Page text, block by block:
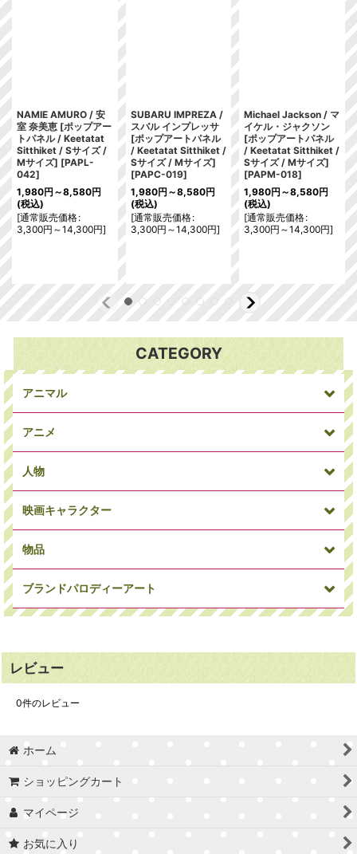
NAMIE AMURO / 安
室 奈美恵 [ポップアー
トパネル / Keetatat
Sitthiket / Sサイズ /
Mサイズ] [PAPL-
042]
1,980円 ～8,580円
(税込)
[通常販売価格:
3,300円 ～14,300円]
SUBARU IMPREZA /
スバル インプレッサ
[ポップアートパネル
/ Keetatat Sitthiket /
Sサイズ / Mサイズ]
[PAPC-019]
1,980円 ～8,580円
(税込)
[通常販売価格:
3,300円 ～14,300円]
Michael Jackson / マ
イケル・ジャクソン
[ポップアートパネル
/ Keetatat Sitthiket /
Sサイズ / Mサイズ]
[PAPM-018]
1,980円 ～8,580円
(税込)
[通常販売価格:
3,300円 ～14,300円]
CATEGORY
アニマル
アニメ
カウズ セサミストリート トイストーリー
インサイドヘッド
人物
スポーツ選手その他
映画キャラクター
スパイダーマン ハルク
物品
車/バイク 時計 Supreme
ブランドパロディーアート
Craig Garcia
レビュー
0件のレビュー
ホーム
ショッピングカート
マイページ
お気に入り